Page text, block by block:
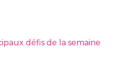
défis de la semaine